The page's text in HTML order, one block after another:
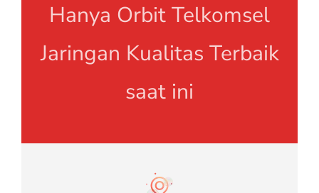
Hanya Orbit Telkomsel
Jaringan Kualitas Terbaik
saat ini